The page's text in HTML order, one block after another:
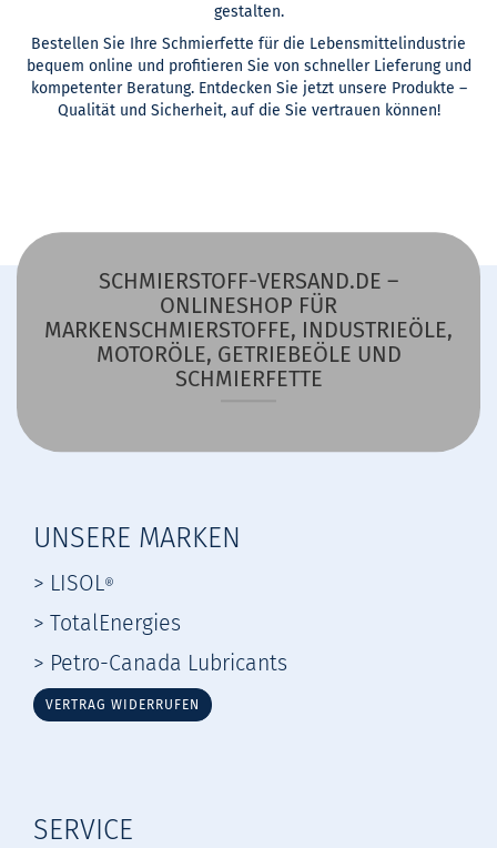
gestalten.
Bestellen Sie Ihre Schmierfette für die Lebensmittelindustrie
bequem online und profitieren Sie von schneller Lieferung und
kompetenter Beratung. Entdecken Sie jetzt unsere Produkte –
Qualität und Sicherheit, auf die Sie vertrauen können!
SCHMIERSTOFF-VERSAND.DE –
ONLINESHOP FÜR
MARKENSCHMIERSTOFFE, INDUSTRIEÖLE,
MOTORÖLE, GETRIEBEÖLE UND
SCHMIERFETTE
UNSERE MARKEN
> LISOL®
> TotalEnergies
> Petro-Canada Lubricants
VERTRAG WIDERRUFEN
SERVICE